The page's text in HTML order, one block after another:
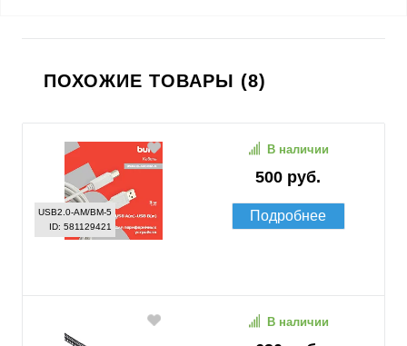
ПОХОЖИЕ ТОВАРЫ (8)
USB2.0-AM/BM-5
ID: 581129421
500 руб.
В наличии
Подробнее
В наличии